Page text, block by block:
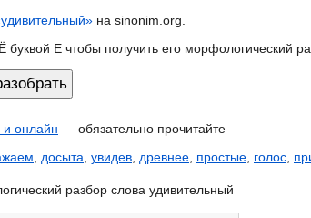
на sinonim.org.
Е чтобы получить его морфологический
онлайн — обязательно прочитайте
досыта увидев древнее простые голос
разбор слова удивительный